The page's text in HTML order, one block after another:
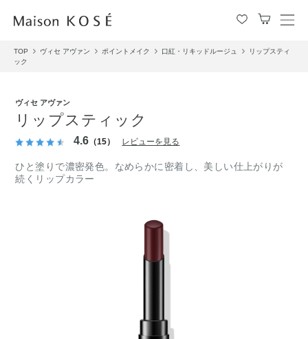
メ
TOP ヴィセ アヴァン ポイントメイク 口紅・リキッドルージュ
リップスティ
ック
ヴィセ アヴァン
リップスティック
4.6 （15） レビューを見る
ひと塗りで濃密発色。なめらかに密着し、美しい仕上がりが
続くリップカラー